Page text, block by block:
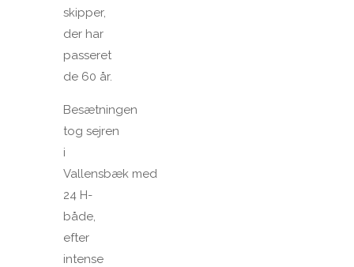
skipper,
der har
passeret
de 60 år.
Besætningen
tog sejren
i
Vallensbæk med
24 H-
både,
efter
intense